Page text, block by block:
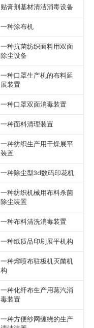
贴膏剂基材清洁消毒设备
一种涂布机
一种抗菌纺织面料用双面
除尘设备
一种口罩生产机的布料延
展装置
一种口罩双面消毒装置
一种面料清理装置
一种纺织生产用干燥展平
装置
一种除尘型3d数码印花机
一种纺织机械用布料杀菌
除尘装置
一种布料清洗消毒装置
一种纸质品印刷展平机构
一种熔喷布驻极机灭菌机
构
一种化纤布生产用蒸汽消
毒装置
一种方便纱网缠绕的生产